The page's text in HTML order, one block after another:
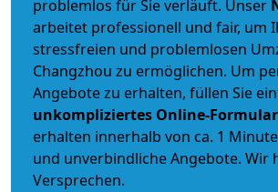
problemlos für Sie verläuft. Unser
arbeitet professionell und fair, um
stressfreien und problemlosen
Changzhou zu ermöglichen. Um
Angebote zu erhalten, füllen Sie
unkompliziertes Online-
erhalten innerhalb von ca. 1
und unverbindliche Angebote. Wir
Versprechen.